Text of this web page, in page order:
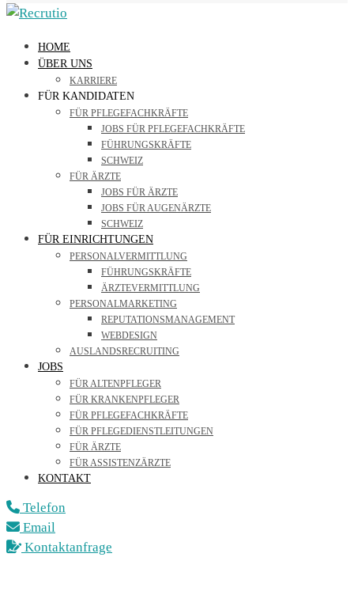
HOME
ÜBER UNS
KARRIERE
FÜR KANDIDATEN
FÜR PFLEGEFACHKRÄFTE
JOBS FÜR PFLEGEFACHKRÄFTE
FÜHRUNGSKRÄFTE
SCHWEIZ
FÜR ÄRZTE
JOBS FÜR ÄRZTE
JOBS FÜR AUGENÄRZTE
SCHWEIZ
FÜR EINRICHTUNGEN
PERSONALVERMITTLUNG
FÜHRUNGSKRÄFTE
ÄRZTEVERMITTLUNG
PERSONALMARKETING
REPUTATIONSMANAGEMENT
WEBDESIGN
AUSLANDSRECRUITING
JOBS
FÜR ALTENPFLEGER
FÜR KRANKENPFLEGER
FÜR PFLEGEFACHKRÄFTE
FÜR PFLEGEDIENSTLEITUNGEN
FÜR ÄRZTE
FÜR ASSISTENZÄRZTE
KONTAKT
Telefon
Email
Kontaktanfrage